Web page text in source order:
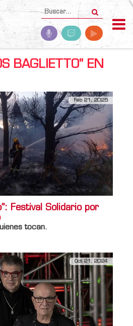
BAGLIETTO" EN
Feb 21, 2025
Festival Solidario por
tocan.
Oct 21, 2024